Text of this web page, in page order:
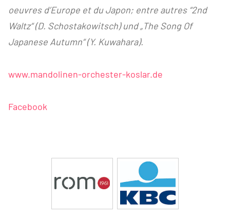
oeuvres d’Europe et du Japon; entre autres “2nd
Waltz“ (D. Schostakowitsch) und „The Song Of
Japanese Autumn“ (Y. Kuwahara).
www.mandolinen-orchester-koslar.de
Facebook